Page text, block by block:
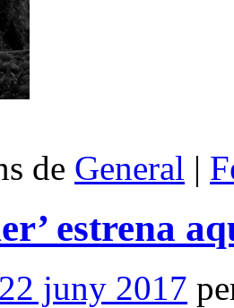
de General |
estrena
22 juny 2017